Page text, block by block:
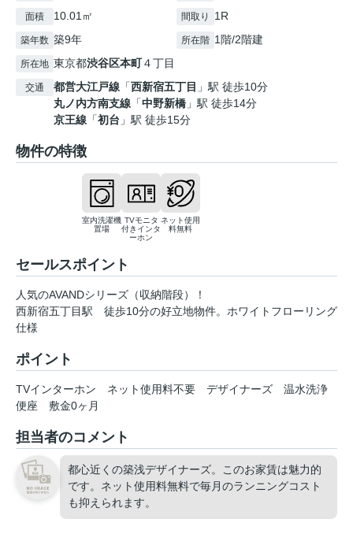
面積 10.01㎡ 間取り 1R
築年数 築9年 所在階 1階/2階建
所在地 東京都渋谷区本町４丁目
交通 都営大江戸線 「西新宿五丁目 」駅 徒歩10分
丸ノ内方南支線 「中野新橋 」駅 徒歩14分
京王線 「初台 」駅 徒歩15分
物件の特徴
室内洗濯機
置場
TVモニタ
付きインタ
ーホン
ネット使用
料無料
セールスポイント
人気のAVANDシリーズ（収納階段）！
西新宿五丁目駅 徒歩10分の好立地物件。ホワイトフローリング
仕様
ポイント
TVインターホン ネット使用料不要 デザイナーズ
温水洗浄
便座
敷金0ヶ月
担当者のコメント
都心近くの築浅デザイナーズ。このお家賃は魅力的
です。ネット使用料無料で毎月のランニングコスト
も抑えられます。